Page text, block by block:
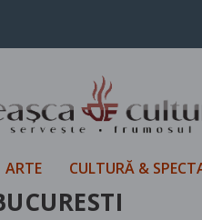
ARTE CULTURĂ &